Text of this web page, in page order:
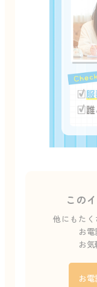
この
他にもたく
お
お
お